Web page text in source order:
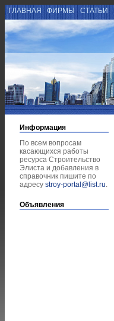
ГЛАВНАЯ ФИРМЫ СТАТЬИ
Информация
По всем вопросам
касающихся работы
ресурса Строительство
Элиста и добавления в
справочник пишите по
адресу stroy-portal@list.ru.
Объявления